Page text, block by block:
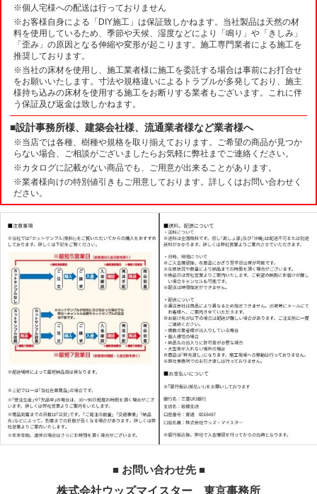
※個人宅様への配送は行っておりません
※お客様自身による「DIY施工」は保証致しかねます。当社製品は天然の材
料を使用しているため、季節や天候、湿度などにより「鳴り」や「きしみ」
「歪み」の原因となる伸縮や変形が起こります。施工専門業者による施工を
推奨しております。
※当社の床材を使用し、施工業者様に施工を委託する場合は事前にお打合せ
をお願いいたします。寸法や規格違いによるトラブルが多発しており、施主
様持ち込みの床材を使用する施工をお断りする業者もございます。これに伴
う保証及び返金は致しかねます。
■設計事務所様、建築会社様、流通業者様など業者様へ
※当店では各種、樹種や規格を取り揃えております。ご希望の商品が見つか
らない場合、ご相談がございましたらお気軽に弊社までご連絡ください。
※カタログに記載がない商品でも、ご用意が出来ることがあります。
※業者様向けの特別値引きもご用意しております。詳しくはお問い合わせく
ださい。
■ お問い合わせ先 ■
株式会社ウッズマイスター 東京事務所